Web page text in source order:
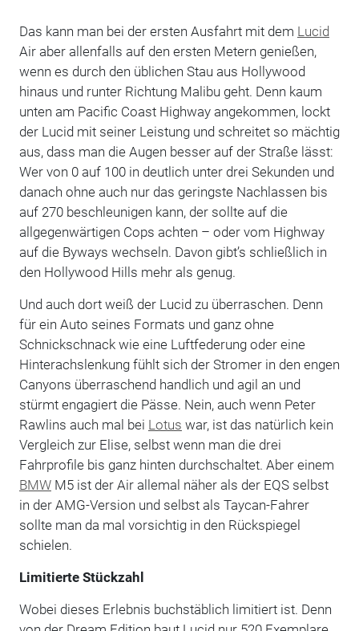
Das kann man bei der ersten Ausfahrt mit dem Lucid
Air aber allenfalls auf den ersten Metern genießen,
wenn es durch den üblichen Stau aus Hollywood
hinaus und runter Richtung Malibu geht. Denn kaum
unten am Pacific Coast Highway angekommen, lockt
der Lucid mit seiner Leistung und schreitet so mächtig
aus, dass man die Augen besser auf der Straße lässt:
Wer von 0 auf 100 in deutlich unter drei Sekunden und
danach ohne auch nur das geringste Nachlassen bis
auf 270 beschleunigen kann, der sollte auf die
allgegenwärtigen Cops achten – oder vom Highway
auf die Byways wechseln. Davon gibt’s schließlich in
den Hollywood Hills mehr als genug.
Und auch dort weiß der Lucid zu überraschen. Denn
für ein Auto seines Formats und ganz ohne
Schnickschnack wie eine Luftfederung oder eine
Hinterachslenkung fühlt sich der Stromer in den engen
Canyons überraschend handlich und agil an und
stürmt engagiert die Pässe. Nein, auch wenn Peter
Rawlins auch mal bei Lotus war, ist das natürlich kein
Vergleich zur Elise, selbst wenn man die drei
Fahrprofile bis ganz hinten durchschaltet. Aber einem
BMWM5 ist der Air allemal näher als der EQS selbst
in der AMG-Version und selbst als Taycan-Fahrer
sollte man da mal vorsichtig in den Rückspiegel
schielen.
Limitierte Stückzahl
Wobei dieses Erlebnis buchstäblich limitiert ist. Denn